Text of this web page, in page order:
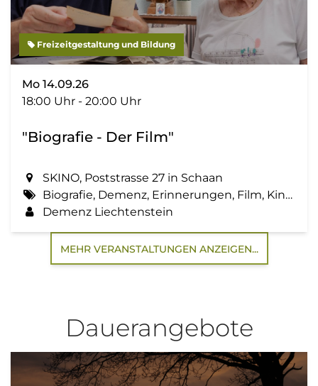
Freizeitgestaltung und Bildung
Mo 14.09.26
18:00 Uhr - 20:00 Uhr
"Biografie - Der Film"
SKINO, Poststrasse 27 in Schaan
Biografie, Demenz, Erinnerungen, Film, Kino, Lebensgeschichte, Zemma tua - Senioren gemeinsam aktiv
Demenz Liechtenstein
MEHR VERANSTALTUNGEN ANZEIGEN...
Dauerangebote